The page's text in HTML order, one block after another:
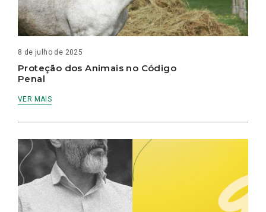
8 de julho de 2025
Proteção dos Animais no Código
Penal
VER MAIS